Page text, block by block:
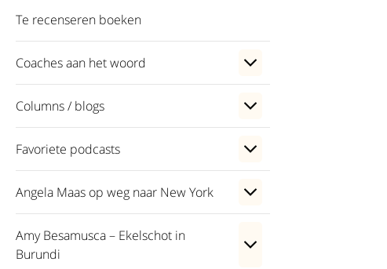
Te recenseren boeken
Coaches aan het woord
Columns / blogs
Favoriete podcasts
Angela Maas op weg naar New York
Amy Besamusca – Ekelschot in
Burundi